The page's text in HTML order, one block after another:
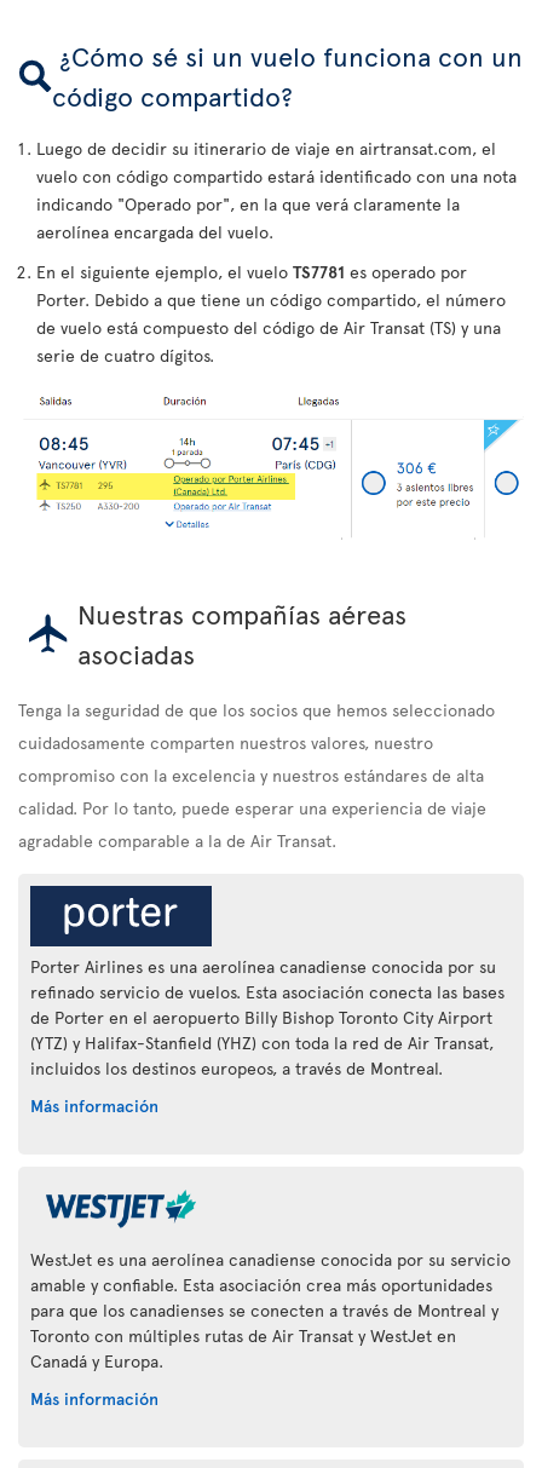
¿Cómo sé si un vuelo funciona con un
código compartido?
Luego de decidir su itinerario de viaje en airtransat.com, el
vuelo con código compartido estará identificado con una nota
indicando "Operado por", en la que verá claramente la
aerolínea encargada del vuelo.
En el siguiente ejemplo, el vuelo TS7781 es operado por
Porter. Debido a que tiene un código compartido, el número
de vuelo está compuesto del código de Air Transat (TS) y una
serie de cuatro dígitos.
Nuestras compañías aéreas
asociadas
Tenga la seguridad de que los socios que hemos seleccionado
cuidadosamente comparten nuestros valores, nuestro
compromiso con la excelencia y nuestros estándares de alta
calidad. Por lo tanto, puede esperar una experiencia de viaje
agradable comparable a la de Air Transat.
Porter Airlines es una aerolínea canadiense conocida por su
refinado servicio de vuelos. Esta asociación conecta las bases
de Porter en el aeropuerto Billy Bishop Toronto City Airport
(YTZ) y Halifax-Stanfield (YHZ) con toda la red de Air Transat,
incluidos los destinos europeos, a través de Montreal.
Más información
WestJet es una aerolínea canadiense conocida por su servicio
amable y confiable. Esta asociación crea más oportunidades
para que los canadienses se conecten a través de Montreal y
Toronto con múltiples rutas de Air Transat y WestJet en
Canadá y Europa.
Más información